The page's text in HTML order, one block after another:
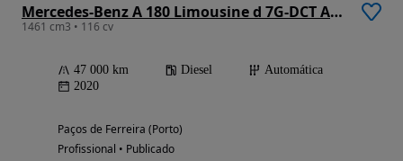
Mercedes-Benz A 180 Limousine d 7G-DCT AMG Line
1461 cm3 • 116 cv
47 000 km Diesel
Automática
2020
Paços de Ferreira (Porto)
Profissional • Publicado